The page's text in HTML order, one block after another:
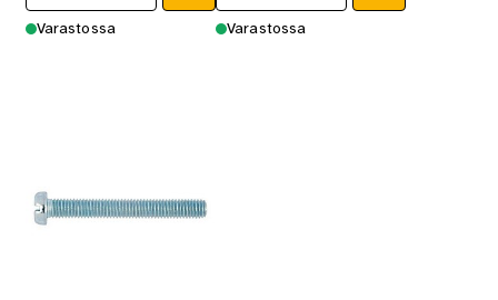
Varastossa Varastossa